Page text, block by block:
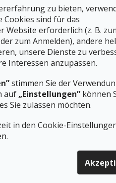
zu bieten,
Cookies sind für das
erforderlich (z. B.
zum Anmelden), andere
unsere Dienste zu
Interessen anzupassen.
stimmen Sie der
auf „Einstellungen” können
Sie zulassen möchten.
in den Cookie-
.
in den Stoff eingeflochten
nicht nass und hat deutlich
kann an nassen
schleifen zu müssen. Die
mit Fluorkarbon
den Fasern haften bleibt.
die Bewegung ist
und biologisch